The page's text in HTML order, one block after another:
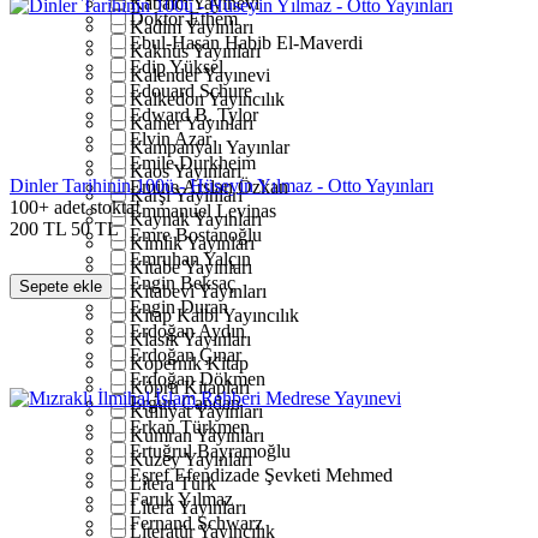
Kadim Yayınları
Kaknüs Yayınları
Kalender Yayınevi
Kalkedon Yayıncılık
Kamer Yayınları
Kampanyalı Yayınlar
Kaos Yayınları
Karşı Yayınları
Kaynak Yayınları
Kimlik Yayınları
Kitabe Yayınları
Kitabevi Yayınları
Kitap Kalbi Yayıncılık
Klasik Yayınları
Kopernik Kitap
Köprü Kitapları
Külliyat Yayınları
Kumran Yayınları
Kuzey Yayınları
Litera Türk
Litera Yayınları
Literatür Yayıncılık
Doktor Ethem
Ebul-Hasan Habib El-Maverdi
Edip Yüksel
Edouard Schure
Edward B. Tylor
Elvin Azar
Emile Durkheim
Emine Arslan Özkan
Emmanuel Levinas
Emre Bostanoğlu
Emruhan Yalçın
Engin Beksaç
Engin Duran
Erdoğan Aydın
Erdoğan Çınar
Erdoğan Dökmen
Ergun Candan
Erkan Türkmen
Ertuğrul Bayramoğlu
Eşref Efendizade Şevketi Mehmed
Faruk Yılmaz
Fernand Schwarz
Dinler Tarihinin 100ü - Hüseyin Yılmaz - Otto Yayınları
100+ adet stokta!
200 TL 50 TL
Sepete ekle